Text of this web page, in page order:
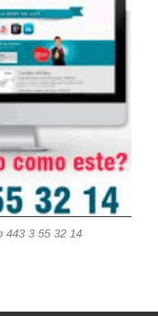
443 3 55 32 14